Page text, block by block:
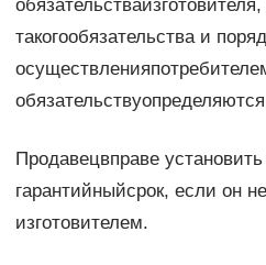
такогообязательства и
Продавецвправе
гарантийныйсрок, если он
изготовителем.